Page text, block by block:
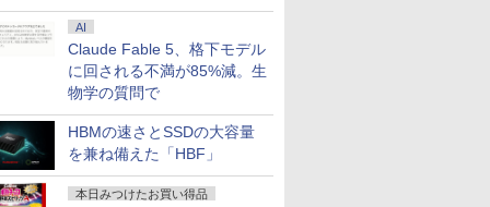
AI
Claude Fable 5、格下モデル
に回される不満が85%減。生
物学の質問で
HBMの速さとSSDの大容量
を兼ね備えた「HBF」
本日みつけたお買い得品